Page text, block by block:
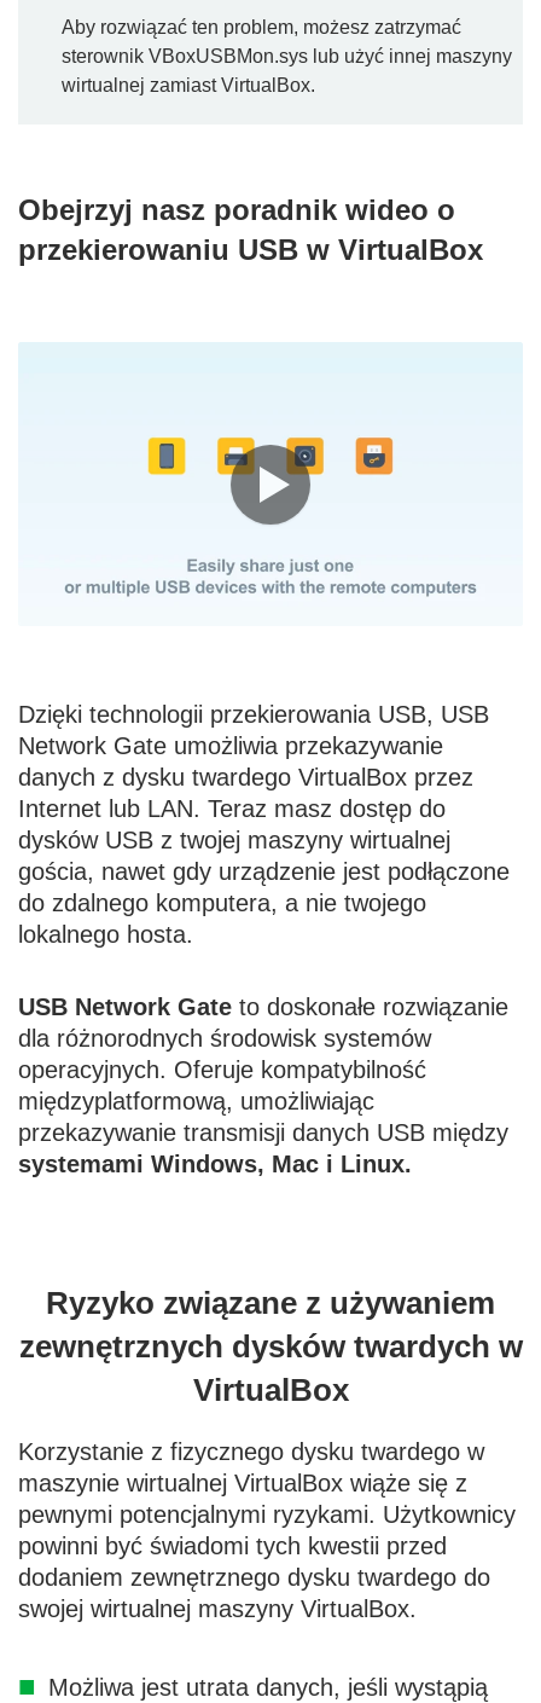
Aby rozwiązać ten problem, możesz zatrzymać
sterownik VBoxUSBMon.sys lub użyć innej maszyny
wirtualnej zamiast VirtualBox.
Obejrzyj nasz poradnik wideo o
przekierowaniu USB w VirtualBox
Dzięki technologii przekierowania USB, USB
Network Gate umożliwia przekazywanie
danych z dysku twardego VirtualBox przez
Internet lub LAN. Teraz masz dostęp do
dysków USB z twojej maszyny wirtualnej
gościa, nawet gdy urządzenie jest podłączone
do zdalnego komputera, a nie twojego
lokalnego hosta.
USB Network Gate to doskonałe rozwiązanie
dla różnorodnych środowisk systemów
operacyjnych. Oferuje kompatybilność
międzyplatformową, umożliwiając
przekazywanie transmisji danych USB między
systemami Windows, Mac i Linux.
Ryzyko związane z używaniem
zewnętrznych dysków twardych w
VirtualBox
Korzystanie z fizycznego dysku twardego w
maszynie wirtualnej VirtualBox wiąże się z
pewnymi potencjalnymi ryzykami. Użytkownicy
powinni być świadomi tych kwestii przed
dodaniem zewnętrznego dysku twardego do
swojej wirtualnej maszyny VirtualBox.
Możliwa jest utrata danych, jeśli wystąpią